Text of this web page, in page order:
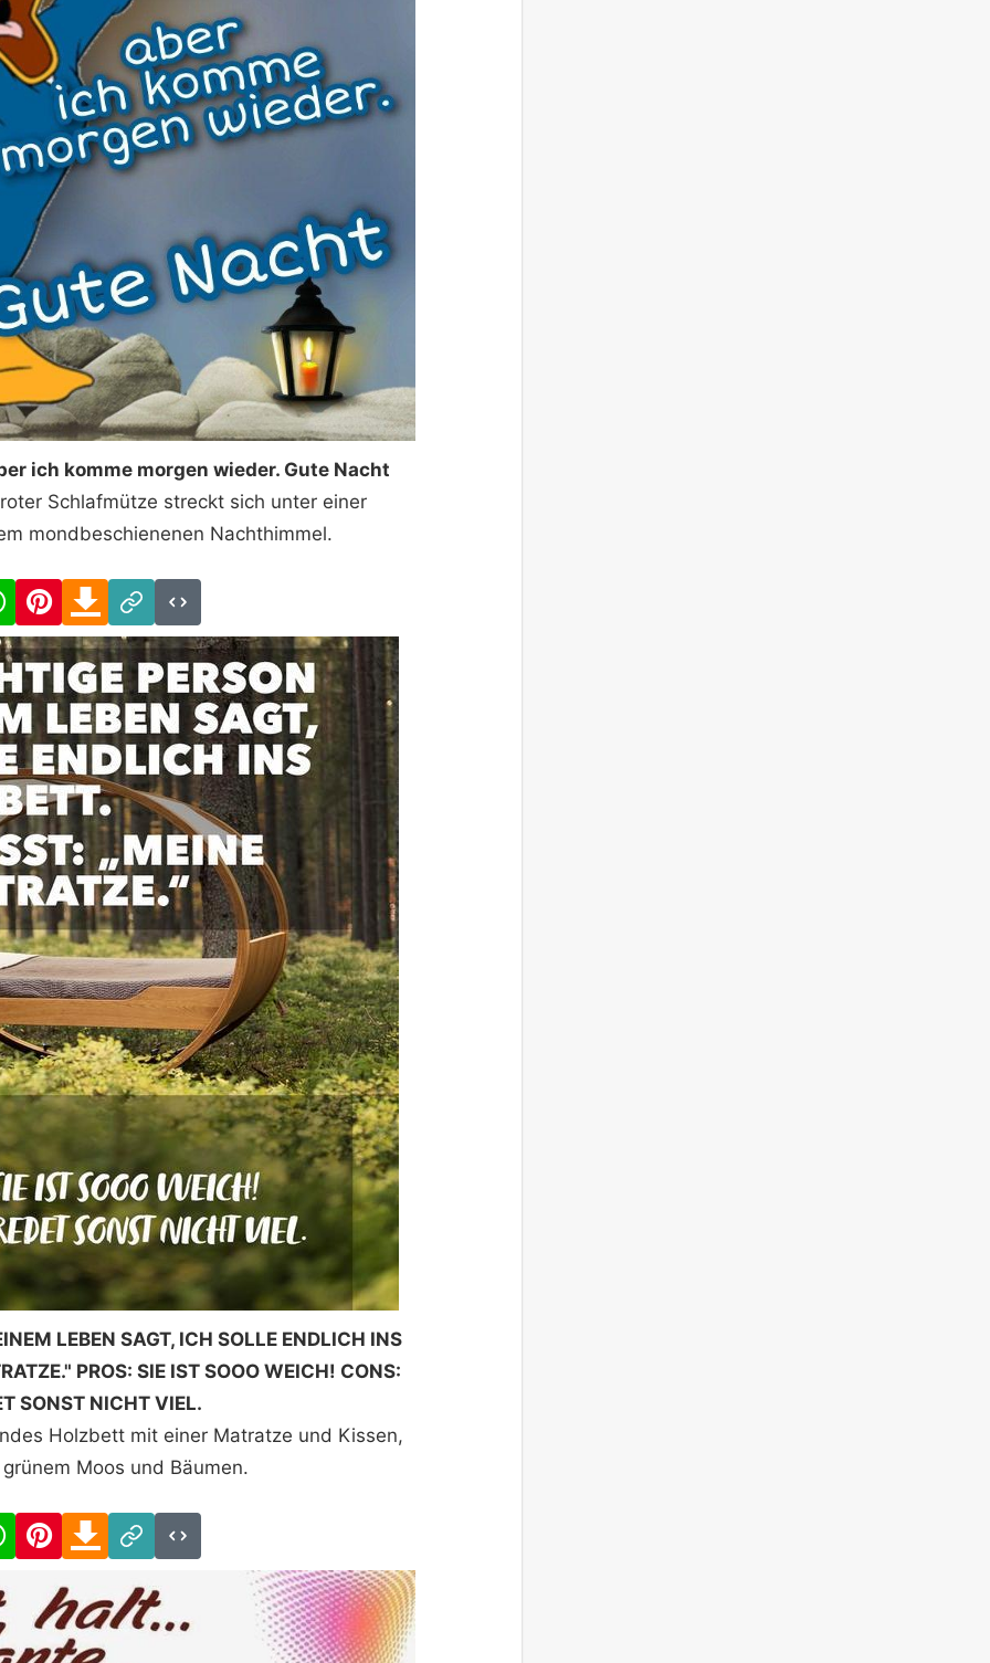
ich komme morgen wieder. Gute Nacht
Schlafmütze streckt sich unter einer
mondbeschienenen Nachthimmel.
WhatsAppPinterestDownload
Link
LEBEN SAGT, ICH SOLLE ENDLICH INS
PROS: SIE IST SOOO WEICH! CONS:
SONST NICHT VIEL.
Holzbett mit einer Matratze und Kissen,
Moos und Bäumen.
WhatsAppPinterestDownload
Link